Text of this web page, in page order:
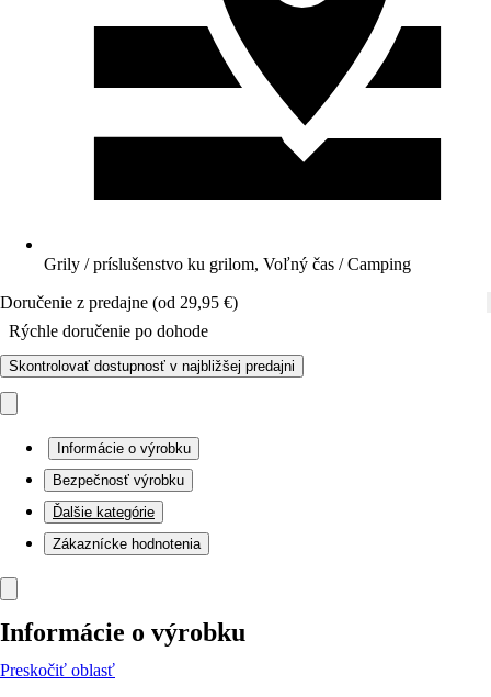
Grily / príslušenstvo ku grilom, Voľný čas / Camping
Doručenie z predajne (od 29,95 €)
Rýchle doručenie po dohode
Skontrolovať dostupnosť v najbližšej predajni
Informácie o výrobku
Bezpečnosť výrobku
Ďalšie kategórie
Zákaznícke hodnotenia
Informácie o výrobku
Preskočiť oblasť